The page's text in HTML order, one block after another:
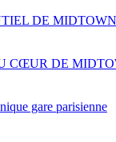
DE
CŒUR DE
gare parisienne